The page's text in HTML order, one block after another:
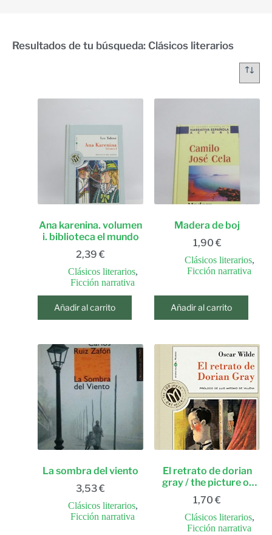
Resultados de tu búsqueda: Clásicos literarios
Ana karenina. volumen
i. biblioteca el mundo
2,39 €
Clásicos literarios,
Ficción narrativa
Añadir al carrito
Madera de boj
1,90 €
Clásicos literarios,
Ficción narrativa
Añadir al carrito
La sombra del viento
3,53€
Clásicos literarios,
Ficción narrativa
El retrato de dorian
gray / the picture of
dorian gray
(millennium, las 100
joyas del milenio, 10)
(spanish edition)
1,70 €
Clásicos literarios,
Ficción narrativa